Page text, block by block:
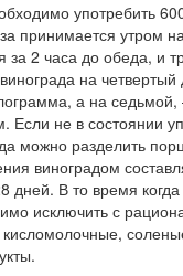
употребить
принимается утром
за 2 часа до обеда, и
на четвертый
а на
Если не в состоянии
можно разделить
виноградом
дней. В то время
исключить с